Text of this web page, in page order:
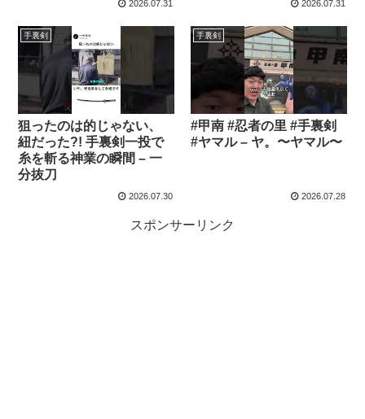
2026.07.31 2026.07.31
手裏剣
狙ったのは的じゃない、
紐だった?! 手裏剣一投で
糸を斬る神業の瞬間 – 一
分抜刀
2026.07.30
手裏剣
#甲南 #忍者の里 #手裏剣
#ヤマル – ヤ。〜ヤマル〜
2026.07.28
スポンサーリンク